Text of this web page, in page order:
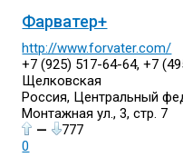
Фарватер+
http://www.forvater.com/
+7 (925) 517-64-64, +7
Щелковская
Россия, Центральный
Монтажная ул., 3, стр. 7
—
777
0